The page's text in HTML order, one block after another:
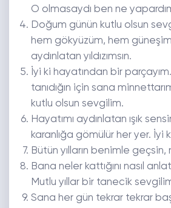
O olmasaydı ben ne
Doğum günün kutlu olsun
hem gökyüzüm, hem
aydınlatan yıldızımsın.
İyi ki hayatından bir
tanıdığın için sana
kutlu olsun sevgilim.
Hayatımı aydınlatan ışık
karanlığa gömülür her yer. İyi
Bütün yılların benimle geçsin,
Bana neler kattığını nasıl
Mutlu yıllar bir tanecik
Sana her gün tekrar tekrar